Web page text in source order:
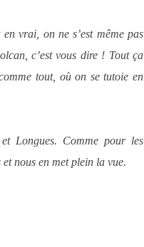
vrai, on ne s’est même pas
c’est vous dire ! Tout ça
tout, où on se tutoie en
Longues. Comme pour les
nous en met plein la vue.